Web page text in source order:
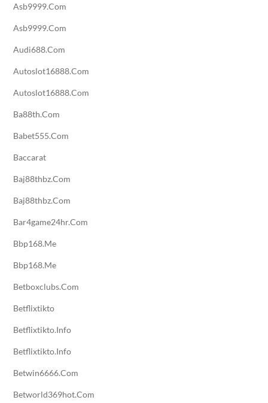
Asb9999.com
Asb9999.com
Audi688.com
Autoslot16888.com
Autoslot16888.com
Ba88th.com
Babet555.com
Baccarat
Baj88thbz.com
Baj88thbz.com
Bar4game24hr.com
Bbp168.me
Bbp168.me
Betboxclubs.com
Betflixtikto
Betflixtikto.info
Betflixtikto.info
Betwin6666.com
Betworld369hot.com